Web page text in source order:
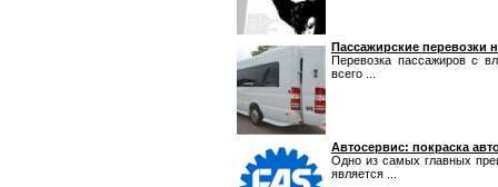
Пассажирские перевозки
Перевозка пассажиров с
всего ...
Автосервис: покраска
Одно из самых главных
является ...